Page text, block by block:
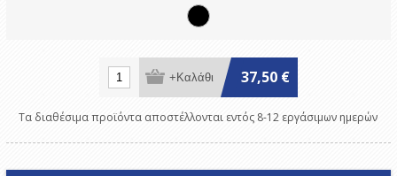
37,50 €
Τα διαθέσιμα προϊόντα αποστέλλονται εντός 8-12 εργάσιμων ημερών